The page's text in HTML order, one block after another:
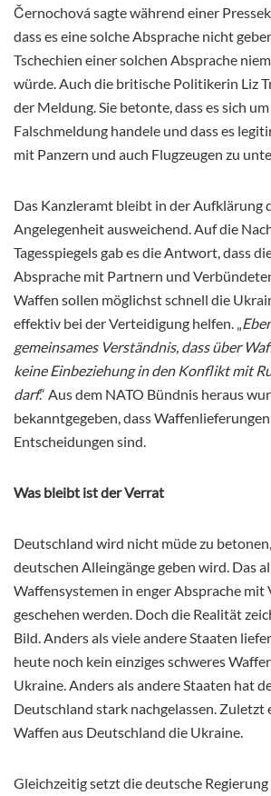
Černochová sagte während einer
dass es eine solche Absprache nicht
Tschechien einer solchen Absprache
würde. Auch die britische Politikerin Liz
der Meldung. Sie betonte, dass es sich
Falschmeldung handele und dass es
mit Panzern und auch Flugzeugen zu
Das Kanzleramt bleibt in der Aufklärung
Angelegenheit ausweichend. Auf die
Tagesspiegels gab es die Antwort, dass
Absprache mit Partnern und
Waffen sollen möglichst schnell die
effektiv bei der Verteidigung helfen. „
gemeinsames Verständnis, dass über
keine Einbeziehung in den Konflikt mit
darf.“ Aus dem NATO Bündnis heraus
bekanntgegeben, dass
Entscheidungen sind.
Was bleibt ist der Verrat
Deutschland wird nicht müde zu
deutschen Alleingänge geben wird. Das
Waffensystemen in enger Absprache mit
geschehen werden. Doch die Realität
Bild. Anders als viele andere Staaten
heute noch kein einziges schweres
Ukraine. Anders als andere Staaten hat
Deutschland stark nachgelassen. Zuletzt
Waffen aus Deutschland die Ukraine.
Gleichzeitig setzt die deutsche Regierung